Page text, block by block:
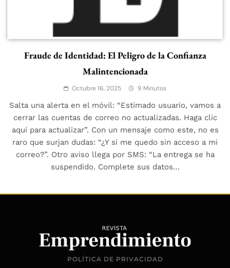
Fraude de Identidad: El Peligro de la Confianza
Malintencionada
Octubre 16, 2025 9 Minutos
Salta una alerta en el móvil: “Estimado usuario, vamos a
cerrar las cuentas de correo no actualizadas. Haga clic
aquí para actualizar”. Con un mensaje como este, no es
raro que surjan dudas: “¿Y si me quedo sin acceso a mi
correo?”. Otro aviso llega por SMS: “La entrega se ha
suspendido. Complete sus datos…
POLÍTICA DE PRIVACIDAD